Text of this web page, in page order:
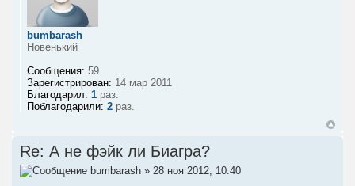
bumbarash
Новенький
Сообщения: 59
Зарегистрирован: 14 мар 2011
Благодарил: 1 раз.
Поблагодарили: 2 раз.
Re: А не фэйк ли Биагра?
bumbarash » 28 ноя 2012, 10:40